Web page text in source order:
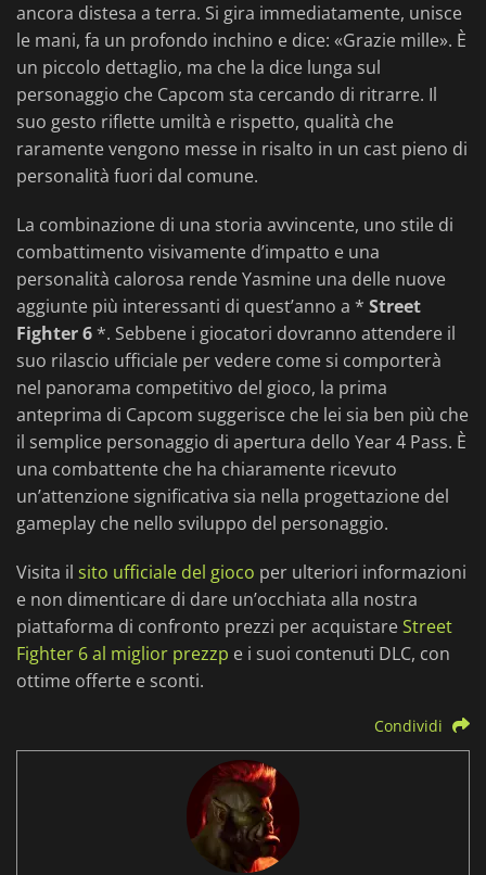
ancora distesa a terra. Si gira immediatamente, unisce
le mani, fa un profondo inchino e dice: «Grazie mille». È
un piccolo dettaglio, ma che la dice lunga sul
personaggio che Capcom sta cercando di ritrarre. Il
suo gesto riflette umiltà e rispetto, qualità che
raramente vengono messe in risalto in un cast pieno di
personalità fuori dal comune.
La combinazione di una storia avvincente, uno stile di
combattimento visivamente d’impatto e una
personalità calorosa rende Yasmine una delle nuove
aggiunte più interessanti di quest’anno a * Street
Fighter 6 *. Sebbene i giocatori dovranno attendere il
suo rilascio ufficiale per vedere come si comporterà
nel panorama competitivo del gioco, la prima
anteprima di Capcom suggerisce che lei sia ben più che
il semplice personaggio di apertura dello Year 4 Pass. È
una combattente che ha chiaramente ricevuto
un’attenzione significativa sia nella progettazione del
gameplay che nello sviluppo del personaggio.
Visita il sito ufficiale del gioco per ulteriori informazioni
e non dimenticare di dare un’occhiata alla nostra
piattaforma di confronto prezzi per acquistareStreet
Fighter 6 al miglior prezzp e i suoi contenuti DLC, con
ottime offerte e sconti.
Condividi